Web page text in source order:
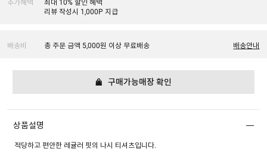
추가혜택
최대 10% 할인 혜택
리뷰 작성시 1,000P 지급
배송비 총 주문 금액 5,000원 이상 무료배송 배송안내
구매가능매장 확인
상품설명
적당하고 편안한 레귤러 핏의 나시 티셔츠입니다.